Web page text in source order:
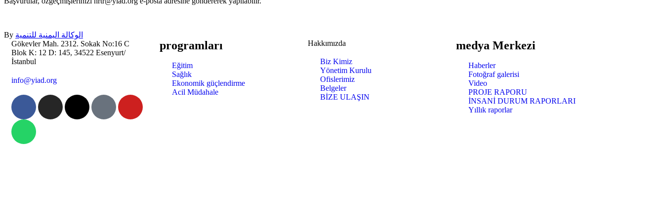
By الوكالة اليمنية للتنمية
Gökevler Mah. 2312. Sokak No:16 C
Blok K: 12 D: 145, 34522 Esenyurt/
İstanbul
info@yiad.org
programları
Eğitim
Sağlık
Ekonomik güçlendirme
Acil Müdahale
Hakkımızda
Biz Kimiz
Yönetim Kurulu​
Ofislerimiz
Belgeler
BİZE ULAŞIN
medya Merkezi
Haberler
Fotoğraf galerisi
Video
PROJE RAPORU
İNSANİ DURUM RAPORLARI
Yıllık raporlar